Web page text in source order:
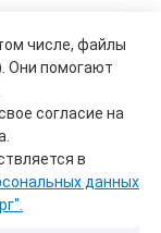
числе, файлы
Они помогают
согласие на
в
данных
АО «Газпром